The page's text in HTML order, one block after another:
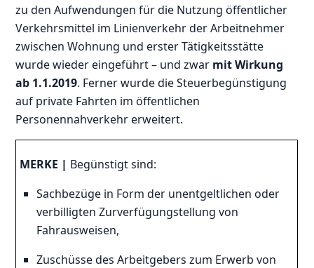
zu den Aufwendungen für die Nutzung öffentlicher
Verkehrsmittel im Linienverkehr der Arbeitnehmer
zwischen Wohnung und erster Tätigkeitsstätte
wurde wieder eingeführt – und zwar mit Wirkung
ab 1.1.2019. Ferner wurde die Steuerbegünstigung
auf private Fahrten im öffentlichen
Personennahverkehr erweitert.
MERKE | Begünstigt sind:
Sachbezüge in Form der unentgeltlichen oder
verbilligten Zurverfügungstellung von
Fahrausweisen,
Zuschüsse des Arbeitgebers zum Erwerb von